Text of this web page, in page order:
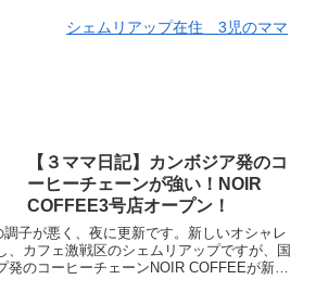
シェムリアップ在住 3児のママ
【３ママ日記】カンボジア発のコ
ーヒーチェーンが強い！NOIR
COFFEE3号店オープン！
子が悪く、夜に更新です。新しいオシャレ
、カフェ激戦区のシェムリアップですが、国
発のコーヒーチェーンNOIR COFFEEが新店